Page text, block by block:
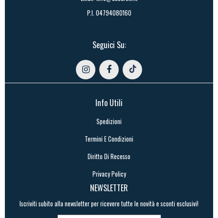
P.I. 04794080160
Seguici Su:
Info Utili
Spedizioni
Termini E Condizioni
Diritto Di Recesso
Privacy Policy
NEWSLETTER
Iscriviti subito alla newsletter per ricevere tutte le novità e sconti esclusivi!